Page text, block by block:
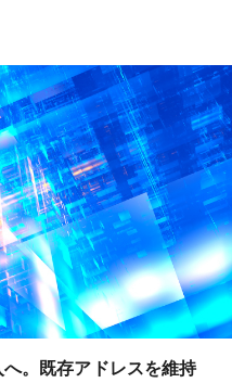
。既存アドレスを維持